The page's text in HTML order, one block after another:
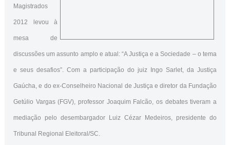
Magistrados
2012 levou à
mesa de
discussões um assunto amplo e atual: “A Justiça e a Sociedade – o tema
e seus desafios”. Com a participação do juiz Ingo Sarlet, da Justiça
Gaúcha, e do ex-Conselheiro Nacional de Justiça e diretor da Fundação
Getúlio Vargas (FGV), professor Joaquim Falcão, os debates tiveram a
mediação pelo desembargador Luiz Cézar Medeiros, presidente do
Tribunal Regional Eleitoral/SC.